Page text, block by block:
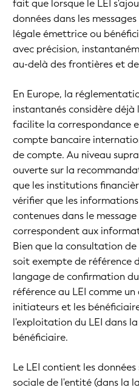
fait que lorsque le LEI
données dans les
légale émettrice ou
avec précision,
au-delà des frontières et
En Europe, la
instantanés considère déjà
facilite la correspondance
compte bancaire
de compte. Au niveau
ouverte sur la
que les institutions
vérifier que les
contenues dans le
correspondent aux
Bien que la consultation
soit exempte de référence
langage de confirmation
référence au LEI comme
initiateurs et les
l'exploitation du LEI dans
bénéficiaire.
Le LEI contient les
sociale de l'entité (dans la